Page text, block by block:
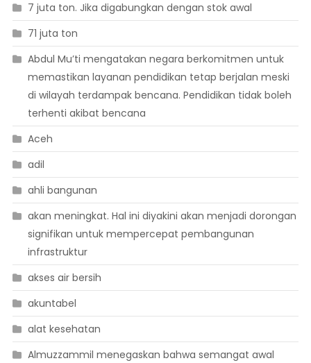
7 juta ton. Jika digabungkan dengan stok awal
71 juta ton
Abdul Mu’ti mengatakan negara berkomitmen untuk
memastikan layanan pendidikan tetap berjalan meski
di wilayah terdampak bencana. Pendidikan tidak boleh
terhenti akibat bencana
Aceh
adil
ahli bangunan
akan meningkat. Hal ini diyakini akan menjadi dorongan
signifikan untuk mempercepat pembangunan
infrastruktur
akses air bersih
akuntabel
alat kesehatan
Almuzzammil menegaskan bahwa semangat awal